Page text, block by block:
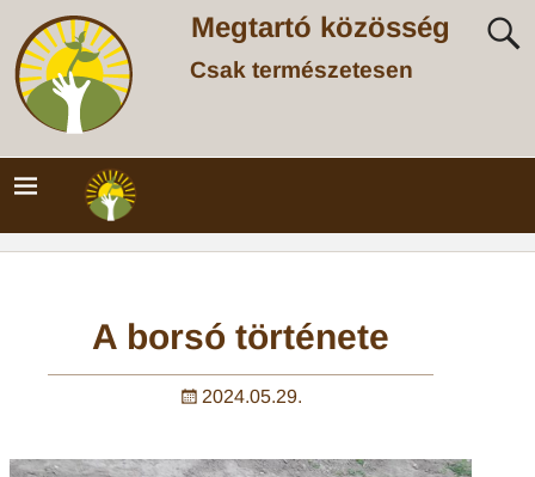
Megtartó közösség
Csak természetesen
A borsó története
2024.05.29.